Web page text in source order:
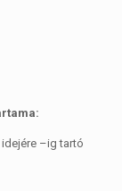
–ig tartó